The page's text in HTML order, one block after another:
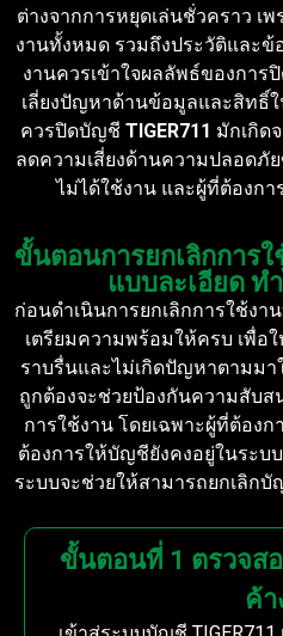
ต่างจากการหยุดเล่นชั่วคราว เ
งานทั้งหมด รวมถึงประวัติและ
งานควรเข้าใจผลลัพธ์ของกา
เลี่ยงปัญหาด้านข้อมูลและสิทธิ์
ควรปิดบัญชี TIGER711 มักเกิด
ลดความเสี่ยงด้านความปลอด
ไม่ได้ใช้งาน และผู้ที่ต้องก
ขั้นตอนการยกเลิกการ
แบบละเอียด ท
ก่อนดำเนินการยกเลิกการใช้งา
เตรียมความพร้อมให้ครบ เพื่อ
ราบรื่นและไม่เกิดปัญหาตามม
ถูกต้องจะช่วยป้องกันความสับ
การใช้งาน โดยเฉพาะผู้ที่ต้อง
ต้องการให้บัญชียังคงอยู่ในระบ
ระบบจะช่วยให้สามารถยกเลิก
ขั้นตอนที่ 1 ตรวจส
ค้า